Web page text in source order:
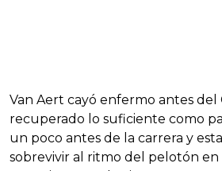
Van Aert cayó enfermo antes del
recuperado lo suficiente como
un poco antes de la carrera y
sobrevivir al ritmo del pelotón en